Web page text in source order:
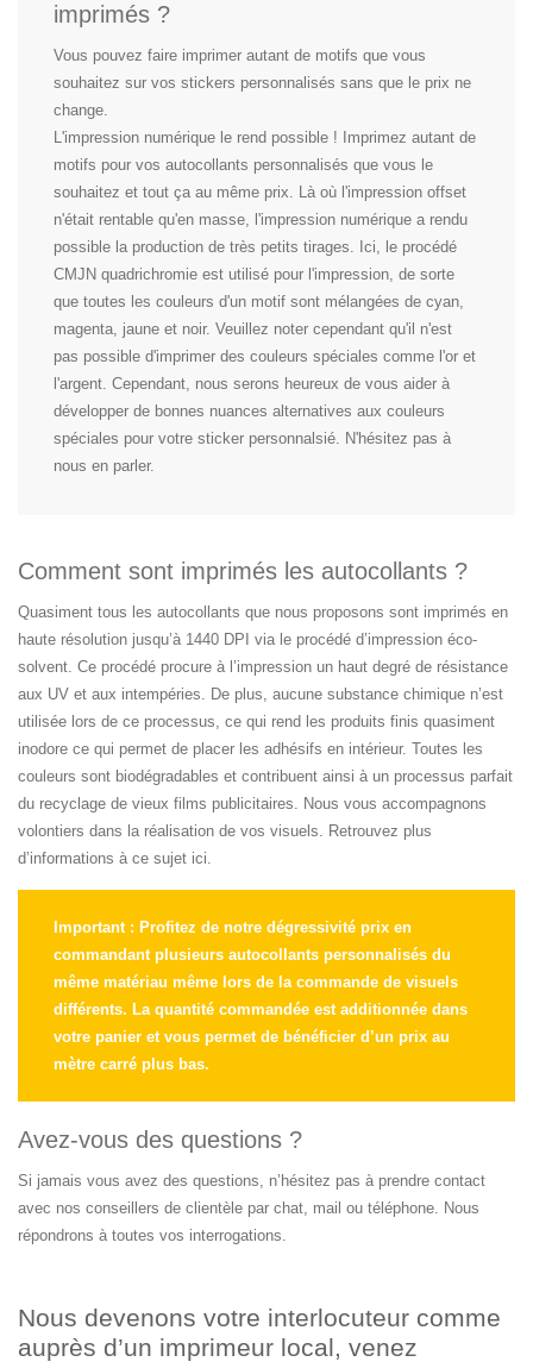
imprimés ?
Vous pouvez faire imprimer autant de motifs que vous
souhaitez sur vos stickers personnalisés sans que le prix ne
change.
L'impression numérique le rend possible ! Imprimez autant de
motifs pour vos autocollants personnalisés que vous le
souhaitez et tout ça au même prix. Là où l'impression offset
n'était rentable qu'en masse, l'impression numérique a rendu
possible la production de très petits tirages. Ici, le procédé
CMJN quadrichromie est utilisé pour l'impression, de sorte
que toutes les couleurs d'un motif sont mélangées de cyan,
magenta, jaune et noir. Veuillez noter cependant qu'il n'est
pas possible d'imprimer des couleurs spéciales comme l'or et
l'argent. Cependant, nous serons heureux de vous aider à
développer de bonnes nuances alternatives aux couleurs
spéciales pour votre sticker personnalsié. N'hésitez pas à
nous en parler.
Comment sont imprimés les autocollants ?
Quasiment tous les autocollants que nous proposons sont imprimés en
haute résolution jusqu’à 1440 DPI via le procédé d’impression éco-
solvent. Ce procédé procure à l’impression un haut degré de résistance
aux UV et aux intempéries. De plus, aucune substance chimique n’est
utilisée lors de ce processus, ce qui rend les produits finis quasiment
inodore ce qui permet de placer les adhésifs en intérieur. Toutes les
couleurs sont biodégradables et contribuent ainsi à un processus parfait
du recyclage de vieux films publicitaires. Nous vous accompagnons
volontiers dans la réalisation de vos visuels. Retrouvez plus
d’informations à ce sujet ici.
Important : Profitez de notre dégressivité prix en
commandant plusieurs autocollants personnalisés du
même matériau même lors de la commande de visuels
différents. La quantité commandée est additionnée dans
votre panier et vous permet de bénéficier d’un prix au
mètre carré plus bas.
Avez-vous des questions ?
Si jamais vous avez des questions, n’hésitez pas à prendre contact
avec nos conseillers de clientèle par chat, mail ou téléphone. Nous
répondrons à toutes vos interrogations.
Nous devenons votre interlocuteur comme
auprès d’un imprimeur local, venez